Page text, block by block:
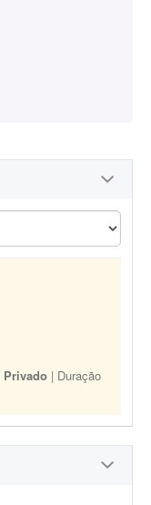
Privado | Duração